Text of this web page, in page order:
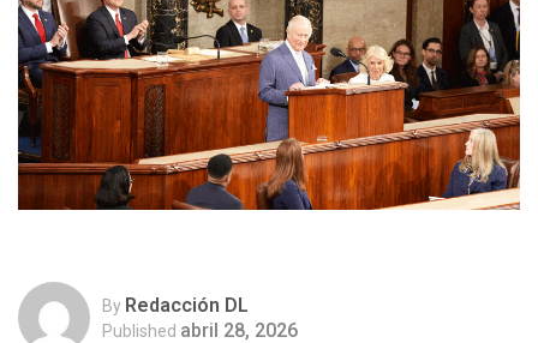
By Redacción DL
Published abril 28, 2026